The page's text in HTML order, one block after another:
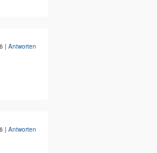
| Antworten
| Antworten